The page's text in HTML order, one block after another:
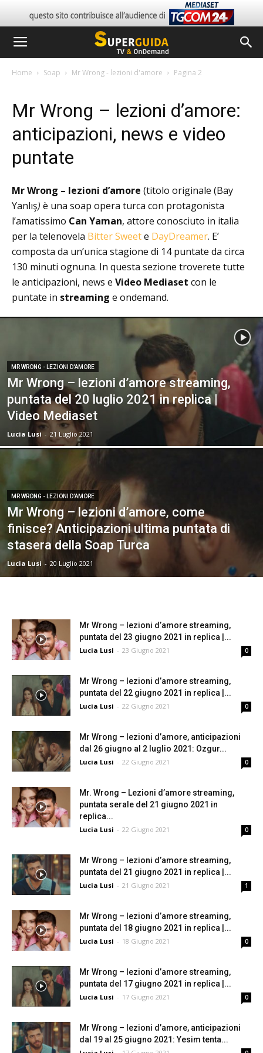
Home Soap Mr Wrong - lezioni d'amore Pagina 2
Mr Wrong – lezioni d’amore:
anticipazioni, news e video
puntate
Mr Wrong – lezioni d’amore (titolo originale (Bay
Yanlış) è una soap opera turca con protagonista
l’amatissimo Can Yaman, attore conosciuto in italia
per la telenovela Bitter Sweete DayDreamer. E’
composta da un’unica stagione di 14 puntate da circa
130 minuti ognuna. In questa sezione troverete tutte
le anticipazioni, news e Video Mediaset con le
puntate in streaming e ondemand.
MR WRONG - LEZIONI D'AMORE
Mr Wrong – lezioni d’amore streaming,
puntata del 20 luglio 2021 in replica |
Video Mediaset
Lucia Lusi - 21 Luglio 2021
MR WRONG - LEZIONI D'AMORE
Mr Wrong – lezioni d’amore, come
finisce? Anticipazioni ultima puntata di
stasera della Soap Turca
Lucia Lusi - 20 Luglio 2021
Mr Wrong – lezioni d’amore streaming,
puntata del 23 giugno 2021 in replica |...
Lucia Lusi - 23 Giugno 2021 0
Mr Wrong – lezioni d’amore streaming,
puntata del 22 giugno 2021 in replica |...
Lucia Lusi - 22 Giugno 2021 0
Mr Wrong – lezioni d’amore, anticipazioni
dal 26 giugno al 2 luglio 2021: Ozgur...
Lucia Lusi - 22 Giugno 2021 0
Mr. Wrong – Lezioni d’amore streaming,
puntata serale del 21 giugno 2021 in
replica...
Lucia Lusi - 22 Giugno 2021 0
Mr Wrong – lezioni d’amore streaming,
puntata del 21 giugno 2021 in replica |...
Lucia Lusi - 21 Giugno 2021 1
Mr Wrong – lezioni d’amore streaming,
puntata del 18 giugno 2021 in replica |...
Lucia Lusi - 18 Giugno 2021 0
Mr Wrong – lezioni d’amore streaming,
puntata del 17 giugno 2021 in replica |...
Lucia Lusi - 17 Giugno 2021 0
Mr Wrong – lezioni d’amore, anticipazioni
dal 19 al 25 giugno 2021: Yesim tenta...